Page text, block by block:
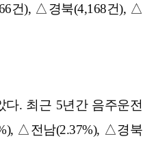
건), △경북(4,168건), △
. 최근 5년간 음주운전
△전남(2.37%), △경북